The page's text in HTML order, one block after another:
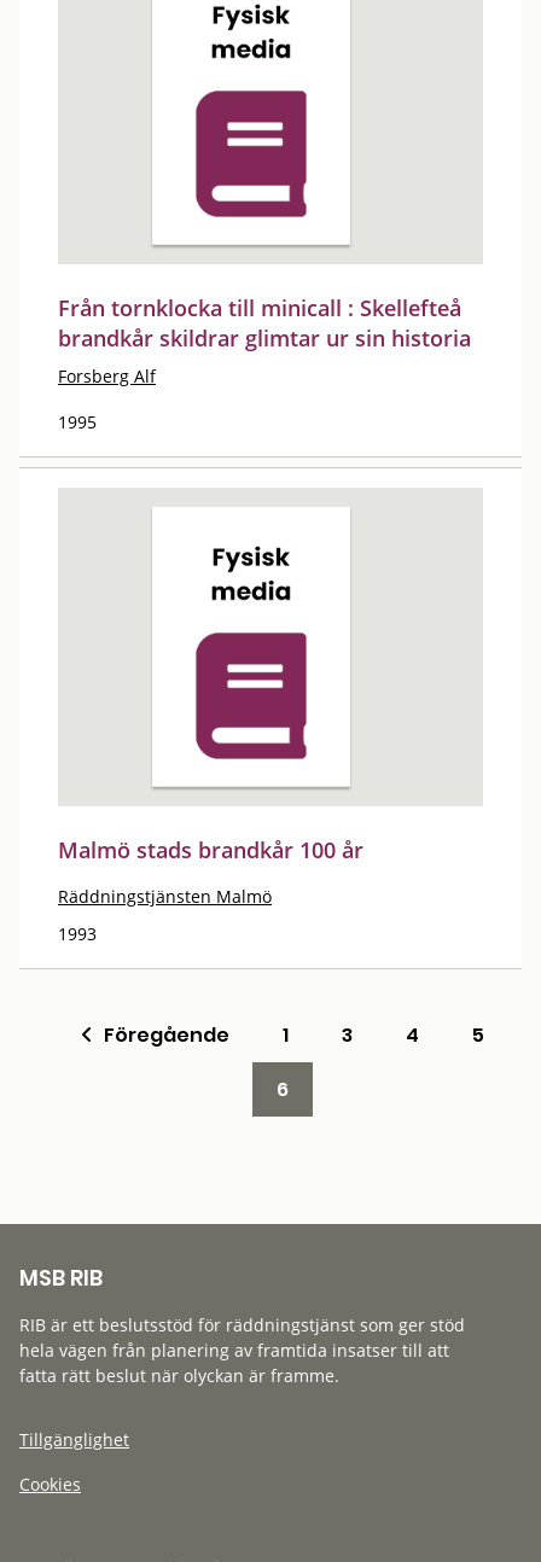
Från tornklocka till minicall : Skellefteå
brandkår skildrar glimtar ur sin historia
Forsberg Alf
1995
Malmö stads brandkår 100 år
Räddningstjänsten Malmö
1993
Föregående 1 3 4
5
6
MSB RIB
RIB är ett beslutsstöd för räddningstjänst som ger stöd
hela vägen från planering av framtida insatser till att
fatta rätt beslut när olyckan är framme.
Tillgänglighet
Cookies